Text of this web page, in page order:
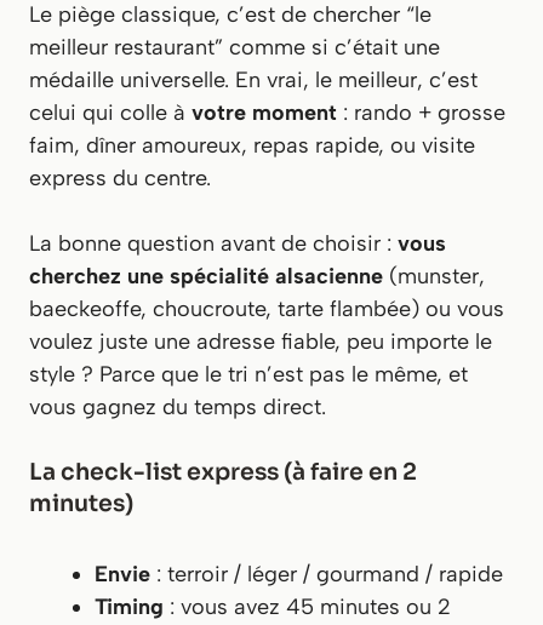
Le piège classique, c’est de chercher “le
meilleur restaurant” comme si c’était une
médaille universelle. En vrai, le meilleur, c’est
celui qui colle à votre moment : rando + grosse
faim, dîner amoureux, repas rapide, ou visite
express du centre.
La bonne question avant de choisir : vous
cherchez une spécialité alsacienne (munster,
baeckeoffe, choucroute, tarte flambée) ou vous
voulez juste une adresse fiable, peu importe le
style ? Parce que le tri n’est pas le même, et
vous gagnez du temps direct.
La check-list express (à faire en 2
minutes)
Envie : terroir / léger / gourmand / rapide
Timing : vous avez 45 minutes ou 2